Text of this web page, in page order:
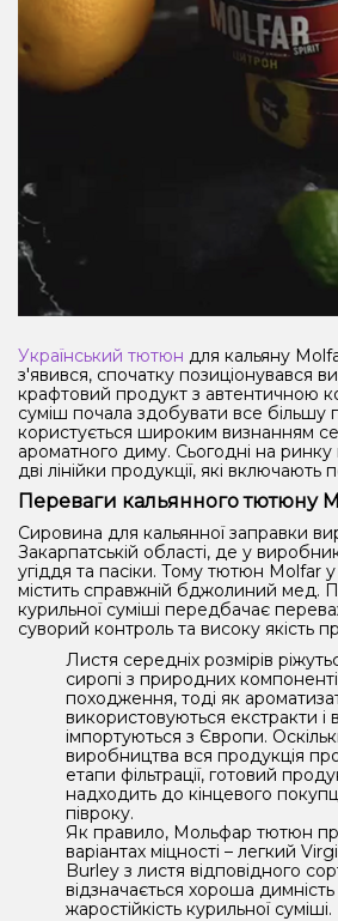
Український тютюн для кальяну
з'явився, спочатку позиціонувався
крафтовий продукт з автентичною
суміш почала здобувати все більшу
користується широким визнанням
ароматного диму. Сьогодні на
дві лінійки продукції, які
Переваги кальянного тютюну
Сировина для кальянної заправки
Закарпатській області, де у
угіддя та пасіки. Тому тютюн Molfar
містить справжній бджолиний мед.
курильної суміші передбачає
суворий контроль та високу якість
Листя середніх розмірів
сиропі з природних
походження, тоді як
використовуються екстракти і
імпортуються з Європи.
виробництва вся продукція
етапи фільтрації, готовий
надходить до кінцевого
півроку.
Як правило, Мольфар тютюн
варіантах міцності – легкий
Burley з листя відповідного
відзначається хороша димність
жаростійкість курильної суміші.